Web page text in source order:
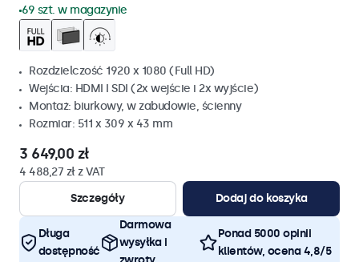
69 szt. w magazynie
Rozdzielczość 1920 x 1080 (Full HD)
Wejścia: HDMI I SDI (2x wejście i 2x wyjście)
Montaż: biurkowy, w zabudowie, ścienny
Rozmiar: 511 x 309 x 43 mm
3 649,00 zł
4 488,27 zł z VAT
Szczegóły
Dodaj do koszyka
Długa
dostępność
Darmowa
wysyłka i
Ponad 5000 opinii
klientów, ocena 4,8/5